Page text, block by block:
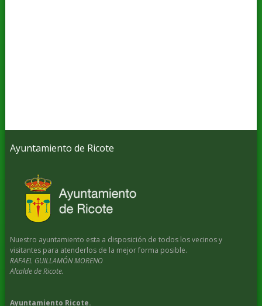
Ayuntamiento de Ricote
Nuestro ayuntamiento esta a disposición de todos los vecinos y
visitantes para atenderlos de la mejor forma posible.
RAFAEL GUILLAMÓN MORENO
Alcalde de Ricote.
Ayuntamiento Ricote.